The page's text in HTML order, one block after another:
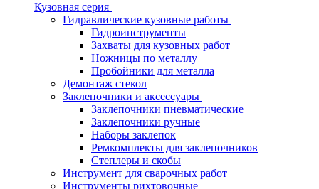
Кузовная серия
Гидравлические кузовные работы
Гидроинструменты
Захваты для кузовных работ
Ножницы по металлу
Пробойники для металла
Демонтаж стекол
Заклепочники и аксессуары
Заклепочники пневматические
Заклепочники ручные
Наборы заклепок
Ремкомплекты для заклепочников
Степлеры и скобы
Инструмент для сварочных работ
Инструменты рихтовочные